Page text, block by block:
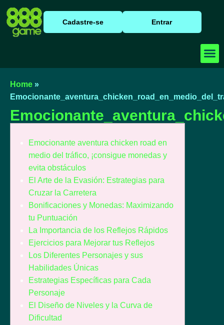
Cadastre-se Entrar
Home »
Emocionante aventura chicken road en
medio del tráfico, ¡consigue monedas y
evita obstáculos
El Arte de la Evasión: Estrategias para
Cruzar la Carretera
Bonificaciones y Monedas: Maximizando
tu Puntuación
La Importancia de los Reflejos Rápidos
Ejercicios para Mejorar tus Reflejos
Los Diferentes Personajes y sus
Habilidades Únicas
Estrategias Específicas para Cada
Personaje
El Diseño de Niveles y la Curva de
Dificultad